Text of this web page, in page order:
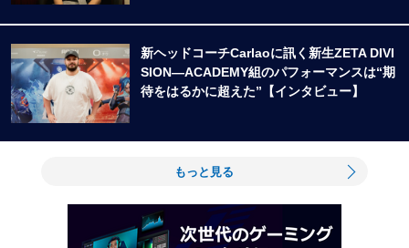
新ヘッドコーチCarlaoに訊く新生ZETA DIVI
SION―ACADEMY組のパフォーマンスは“期
待をはるかに超えた”【インタビュー】
もっと見る